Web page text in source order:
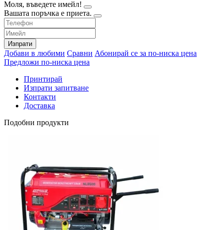
Моля, въведете имейл!
Вашата поръчка е приета.
Изпрати
Добави в любими Сравни Абонирай се за по-ниска цена
Предложи по-ниска цена
Принтирай
Изпрати запитване
Контакти
Доставка
Подобни продукти